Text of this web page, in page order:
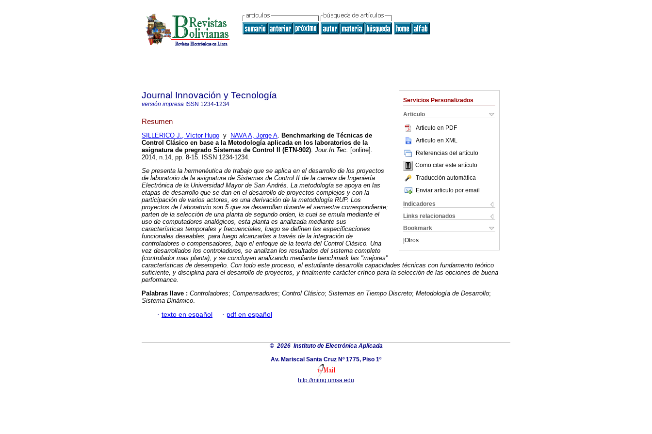
Servicios Personalizados
Articulo
Articulo en PDF
Articulo en XML
Referencias del artículo
Como citar este artículo
Traducción automática
Enviar articulo por email
Indicadores
Links relacionados
Bookmark
Otros
Journal Innovación y Tecnología
versión impresa ISSN 1234-1234
Resumen
SILLERICO J., Víctor Hugo y NAVA A, Jorge A. Benchmarking de Técnicas de
Control Clásico en base a la Metodología aplicada en los laboratorios de la
asignatura de pregrado Sistemas de Control II (ETN-902). Jour.In.Tec. [online].
2014, n.14, pp. 8-15. ISSN 1234-1234.
Se presenta la hermenéutica de trabajo que se aplica en el desarrollo de los proyectos
de laboratorio de la asignatura de Sistemas de Control II de la carrera de Ingeniería
Electrónica de la Universidad Mayor de San Andrés. La metodología se apoya en las
etapas de desarrollo que se dan en el desarrollo de proyectos complejos y con la
participación de varios actores, es una derivación de la metodología RUP. Los
proyectos de Laboratorio son 5 que se desarrollan durante el semestre correspondiente;
parten de la selección de una planta de segundo orden, la cual se emula mediante el
uso de computadores analógicos, esta planta es analizada mediante sus
características temporales y frecuenciales, luego se definen las especificaciones
funcionales deseables, para luego alcanzarlas a través de la integración de
controladores o compensadores, bajo el enfoque de la teoría del Control Clásico. Una
vez desarrollados los controladores, se analizan los resultados del sistema completo
(controlador mas planta), y se concluyen analizando mediante benchmark las "mejores"
características de desempeño. Con todo este proceso, el estudiante desarrolla capacidades técnicas con fundamento teórico
suficiente, y disciplina para el desarrollo de proyectos, y finalmente carácter crítico para la selección de las opciones de buena
performance.
Palabras llave : Controladores; Compensadores; Control Clásico; Sistemas en Tiempo Discreto; Metodología de Desarrollo;
Sistema Dinámico.
· texto en español · pdf en español
©2026 Instituto de Electrónica Aplicada
Av. Mariscal Santa Cruz Nº 1775, Piso 1º
http://miing.umsa.edu